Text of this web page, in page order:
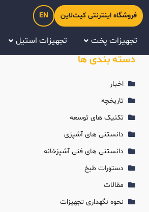
فروشگاه اینترنتی کیت‌لاین EN
تجهیزات پخت تجهیزات استیل
دسته بندی ها
اخبار
تاریخچه
تکنیک های توسعه
دانستنی های آشپزی
دانستنی های فنی آشپزخانه
دستورات طبخ
مقالات
نحوه نگهداری تجهیزات